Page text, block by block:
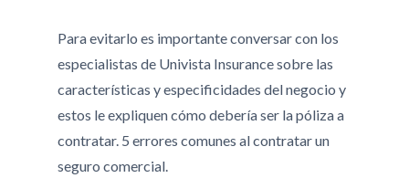
Para evitarlo es importante conversar con los
especialistas de Univista Insurance sobre las
características y especificidades del negocio y
estos le expliquen cómo debería ser la póliza a
contratar. 5 errores comunes al contratar un
seguro comercial.